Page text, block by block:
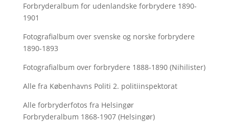
Forbryderalbum for udenlandske forbrydere 1890-
1901
Fotografialbum over svenske og norske forbrydere
1890-1893
Fotografialbum over forbrydere 1888-1890 (Nihilister)
Alle fra Københavns Politi 2. politiinspektorat
Alle forbryderfotos fra Helsingør
Forbryderalbum 1868-1907 (Helsingør)